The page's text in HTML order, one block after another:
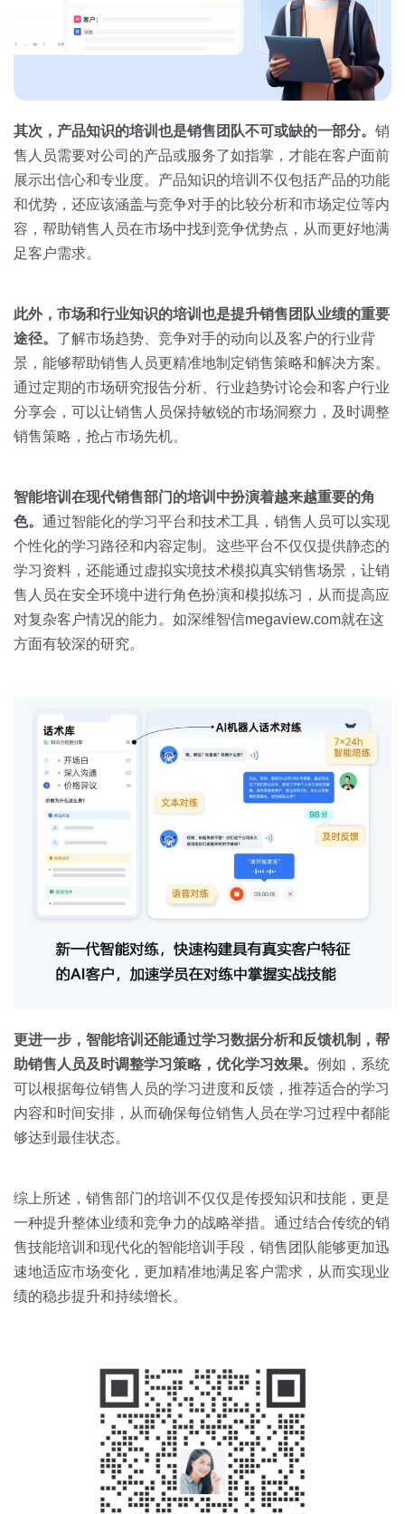
其次，产品知识的培训也是销售团队不可或缺的一部分。 销
售人员需要对公司的产品或服务了如指掌，才能在客户面前
展示出信心和专业度。产品知识的培训不仅包括产品的功能
和优势，还应该涵盖与竞争对手的比较分析和市场定位等内
容，帮助销售人员在市场中找到竞争优势点，从而更好地满
足客户需求。
此外，市场和行业知识的培训也是提升销售团队业绩的重要
途径。 了解市场趋势、竞争对手的动向以及客户的行业背
景，能够帮助销售人员更精准地制定销售策略和解决方案。
通过定期的市场研究报告分析、行业趋势讨论会和客户行业
分享会，可以让销售人员保持敏锐的市场洞察力，及时调整
销售策略，抢占市场先机。
智能培训在现代销售部门的培训中扮演着越来越重要的角
色。 通过智能化的学习平台和技术工具，销售人员可以实现
个性化的学习路径和内容定制。这些平台不仅仅提供静态的
学习资料，还能通过虚拟实境技术模拟真实销售场景，让销
售人员在安全环境中进行角色扮演和模拟练习，从而提高应
对复杂客户情况的能力。如深维智信megaview.com就在这
方面有较深的研究。
更进一步，智能培训还能通过学习数据分析和反馈机制，帮
助销售人员及时调整学习策略，优化学习效果。 例如，系统
可以根据每位销售人员的学习进度和反馈，推荐适合的学习
内容和时间安排，从而确保每位销售人员在学习过程中都能
够达到最佳状态。
综上所述，销售部门的培训不仅仅是传授知识和技能，更是
一种提升整体业绩和竞争力的战略举措。通过结合传统的销
售技能培训和现代化的智能培训手段，销售团队能够更加迅
速地适应市场变化，更加精准地满足客户需求，从而实现业
绩的稳步提升和持续增长。